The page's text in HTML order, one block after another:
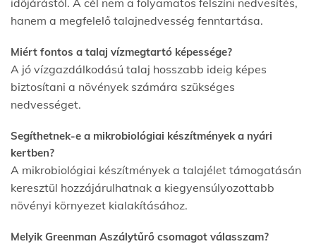
időjárástól. A cél nem a folyamatos felszíni nedvesítés,
hanem a megfelelő talajnedvesség fenntartása.
Miért fontos a talaj vízmegtartó képessége?
A jó vízgazdálkodású talaj hosszabb ideig képes
biztosítani a növények számára szükséges
nedvességet.
Segíthetnek-e a mikrobiológiai készítmények a nyári
kertben?
A mikrobiológiai készítmények a talajélet támogatásán
keresztül hozzájárulhatnak a kiegyensúlyozottabb
növényi környezet kialakításához.
Melyik Greenman Aszálytűrő csomagot válasszam?